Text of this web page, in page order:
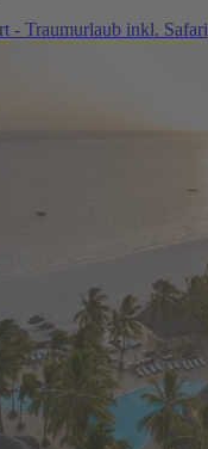
- Traumurlaub inkl. Safari